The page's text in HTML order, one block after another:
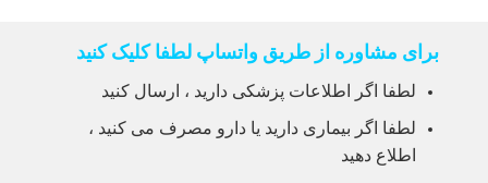
برای مشاوره از طریق واتساپ لطفا کلیک کنید
لطفا اگر اطلاعات پزشکی دارید ، ارسال کنید
لطفا اگر بیماری دارید یا دارو مصرف می کنید ،
اطلاع دهید